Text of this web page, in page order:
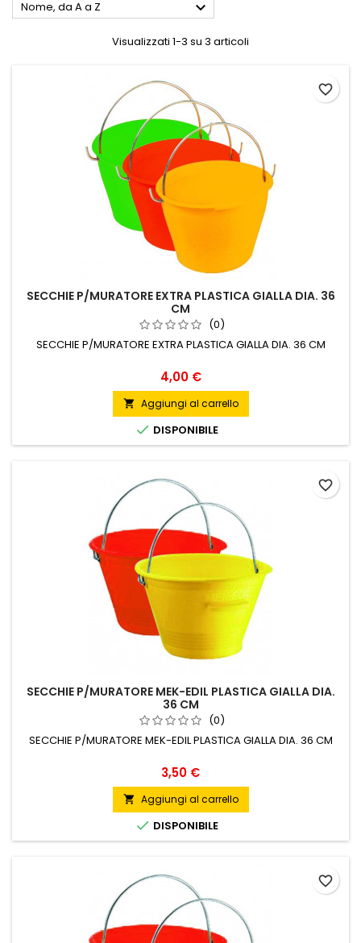
Nome, da A a Z 
Visualizzati 1-3 su 3 articoli
SECCHIE P/MURATORE EXTRA PLASTICA GIALLA DIA. 36
CM
(0)
SECCHIE P/MURATORE EXTRA PLASTICA GIALLA DIA. 36 CM
Prezzo
4,00 €
 Aggiungi al carrello
 DISPONIBILE
favorite_border
SECCHIE P/MURATORE MEK-EDIL PLASTICA GIALLA DIA.
36 CM
(0)
SECCHIE P/MURATORE MEK-EDIL PLASTICA GIALLA DIA. 36 CM
Prezzo
3,50 €
 Aggiungi al carrello
 DISPONIBILE
favorite_border
favorite_border